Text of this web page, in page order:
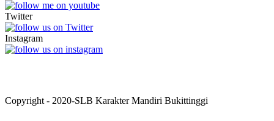
Twitter
Instagram
Copyright - 2020-SLB Karakter Mandiri Bukittinggi